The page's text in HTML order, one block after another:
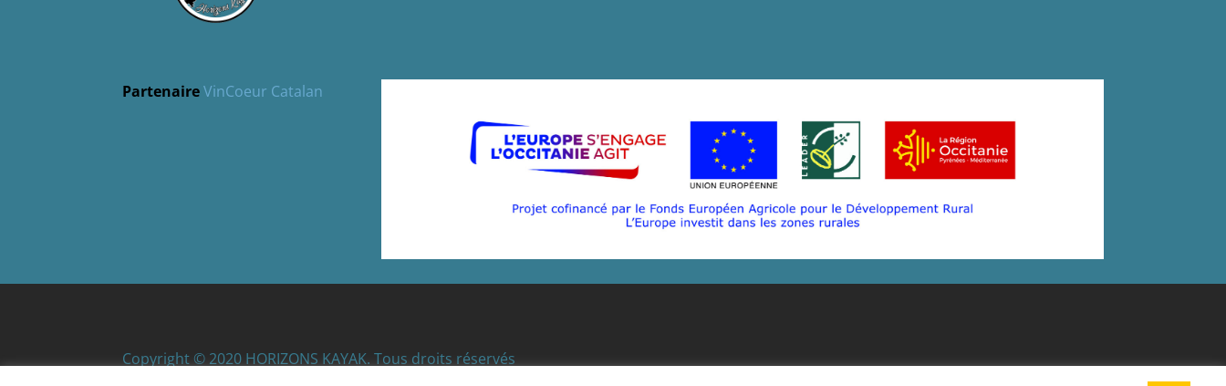
Partenaire VinCoeur Catalan
Copyright © 2020 HORIZONS KAYAK. Tous droits réservés